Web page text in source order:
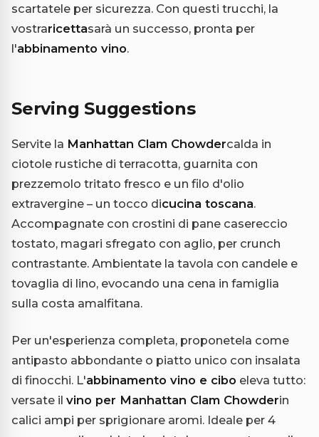
scartatele per sicurezza. Con questi trucchi, la
vostraricettasarà un successo, pronta per
l'abbinamento vino.
Serving Suggestions
Servite la Manhattan Clam Chowdercalda in
ciotole rustiche di terracotta, guarnita con
prezzemolo tritato fresco e un filo d'olio
extravergine – un tocco dicucina toscana.
Accompagnate con crostini di pane casereccio
tostato, magari sfregato con aglio, per crunch
contrastante. Ambientate la tavola con candele e
tovaglia di lino, evocando una cena in famiglia
sulla costa amalfitana.
Per un'esperienza completa, proponetela come
antipasto abbondante o piatto unico con insalata
di finocchi. L'abbinamento vino e cibo eleva tutto:
versate il vino per Manhattan Clam Chowderin
calici ampi per sprigionare aromi. Ideale per 4